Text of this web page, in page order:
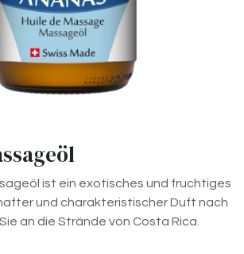
ist ein exotisches und fruchtiges
und charakteristischer Duft nach
an die Strände von Costa Rica.